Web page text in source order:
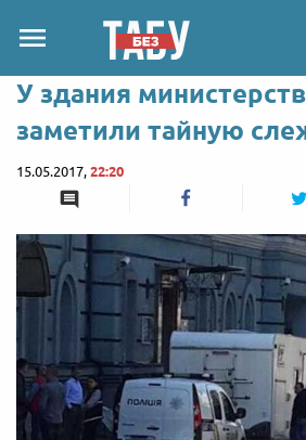
У здания
заметили тайную
15.05.2017, 22:20